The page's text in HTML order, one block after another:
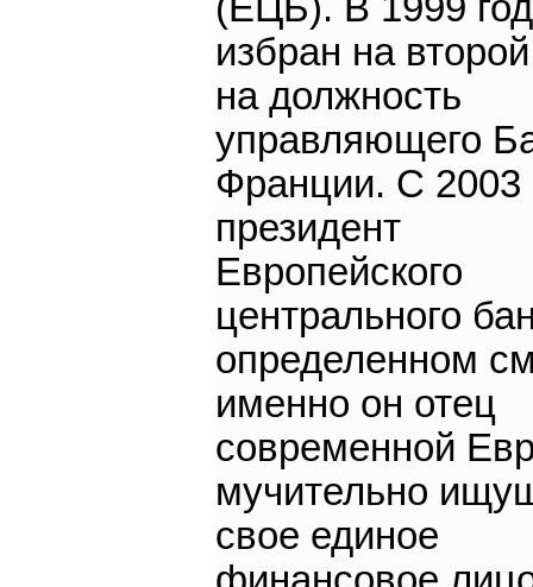
избран на
на должность
управляющего
Франции. С 2003
президент
Европейского
центрального
определенном
именно он отец
современной
мучительно
свое единое